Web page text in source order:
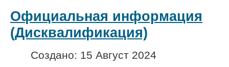
Официальная информация
(Дисквалификация)
Создано: 15 Август 2024